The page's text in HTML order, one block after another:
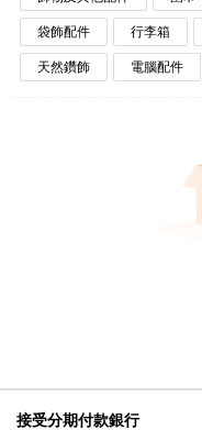
袋飾配件 行李箱
天然鑽飾 電腦配件
接受分期付款銀行